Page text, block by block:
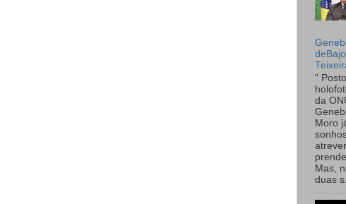
"
da
Moro
Mas,
duas